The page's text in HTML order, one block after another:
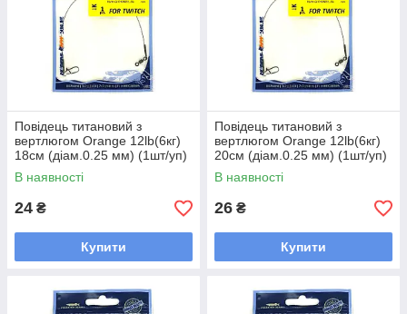
Повідець титановий з
вертлюгом Orange 12lb(6кг)
18см (діам.0.25 мм) (1шт/уп)
K1218 Ukrspin Spinning
Titaniun Leader
В наявності
24 ₴
Купити
Повідець титановий з
вертлюгом Orange 12lb(6кг)
20см (діам.0.25 мм) (1шт/уп)
K1220 Ukrspin Spinning
Titaniun Leader
В наявності
26 ₴
Купити